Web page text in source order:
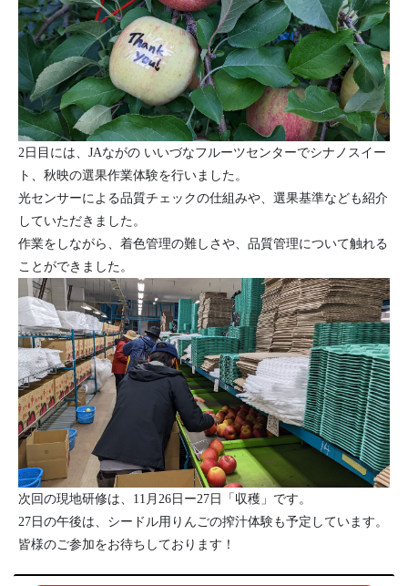
2日目には、JAながの いいづなフルーツセンターでシナノスイー
ト、秋映の選果作業体験を行いました。
光センサーによる品質チェックの仕組みや、選果基準なども紹介
していただきました。
作業をしながら、着色管理の難しさや、品質管理について触れる
ことができました。
次回の現地研修は、11月26日ー27日「収穫」です。
27日の午後は、シードル用りんごの搾汁体験も予定しています。
皆様のご参加をお待ちしております！